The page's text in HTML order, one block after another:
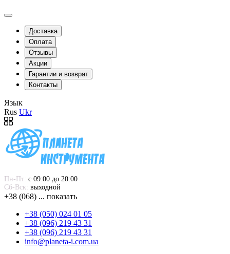
Доставка
Оплата
Отзывы
Акции
Гарантии и возврат
Контакты
Язык
Rus Ukr
Пн-Пт: с 09:00 до 20:00
Сб-Вск: выходной
+38 (068) ... показать
+38 (050) 024 01 05
+38 (096) 219 43 31
+38 (096) 219 43 31
info@planeta-i.com.ua